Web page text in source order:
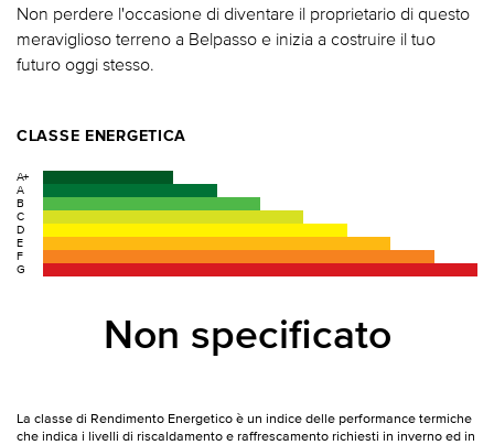
Non perdere l'occasione di diventare il proprietario di questo
meraviglioso terreno a Belpasso e inizia a costruire il tuo
futuro oggi stesso.
CLASSE ENERGETICA
A+
A
B
C
D
E
F
G
Non specificato
La classe di Rendimento Energetico è un indice delle performance termiche
che indica i livelli di riscaldamento e raffrescamento richiesti in inverno ed in